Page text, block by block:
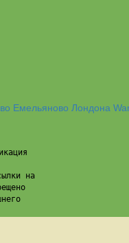
Емельяново Лондона
на